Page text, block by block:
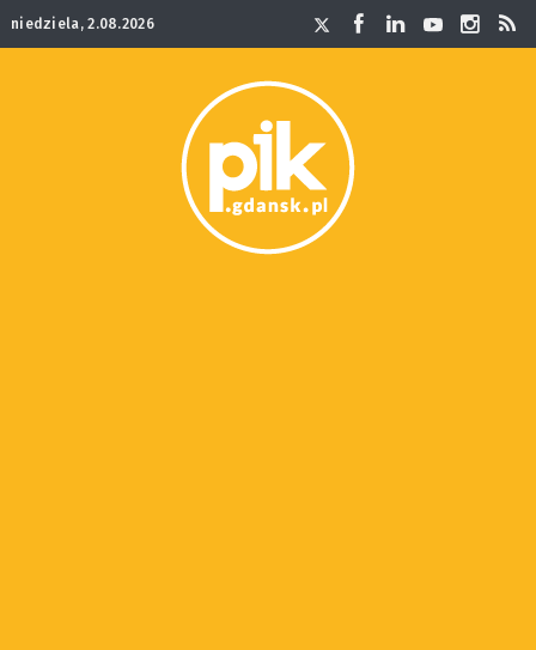
niedziela, 2.08.2026